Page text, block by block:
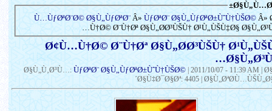
Ù…ÙƒØªØ¨Ø© Ø§Ù„ÙƒØªØ¨ Â» ÙƒØªØ¨ Ø§Ù„ÙƒØªØ±ÙˆÙ†ÙŠØ© Â»
Ù†Ø© Ø¨Ù†Øª Ø§Ù„Ø­Ø³ÙŠÙ† Ø¹Ù„ÙŠÙ‡Ø§
Ø¢Ù…Ù†Ø© Ø¨Ù†Øª Ø§Ù„Ø­Ø³ÙŠÙ†
Ø§Ù„Ù‚Ø³Ù…: ÙƒØªØ¨ Ø§Ù„ÙƒØªØ±ÙˆÙ†ÙŠØ© 2011/10/07 - 11:39 AM |
´Ø§Ù‡Ø¯Ø§Øª: 4405 |